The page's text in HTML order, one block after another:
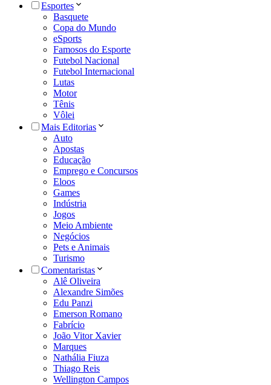
Esportes
Basquete
Copa do Mundo
eSports
Famosos do Esporte
Futebol Nacional
Futebol Internacional
Lutas
Motor
Tênis
Vôlei
Mais Editorias
Auto
Apostas
Educação
Emprego e Concursos
Eloos
Games
Indústria
Jogos
Meio Ambiente
Negócios
Pets e Animais
Turismo
Comentaristas
Alê Oliveira
Alexandre Simões
Edu Panzi
Emerson Romano
Fabrício
João Vitor Xavier
Marques
Nathália Fiuza
Thiago Reis
Wellington Campos